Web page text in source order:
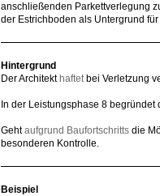
anschließenden Parkettverlegung
der Estrichboden als Untergrund
Hintergrund
Der Architekt haftetbei Verletzung
In der Leistungsphase 8
Gehtaufgrund Baufortschritts die
besonderen Kontrolle.
Beispiel